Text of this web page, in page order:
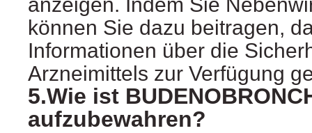
anzeigen. Indem Sie
können Sie dazu beitragen,
Informationen über die
Arzneimittels zur Verfügung
5.Wie ist
aufzubewahren?